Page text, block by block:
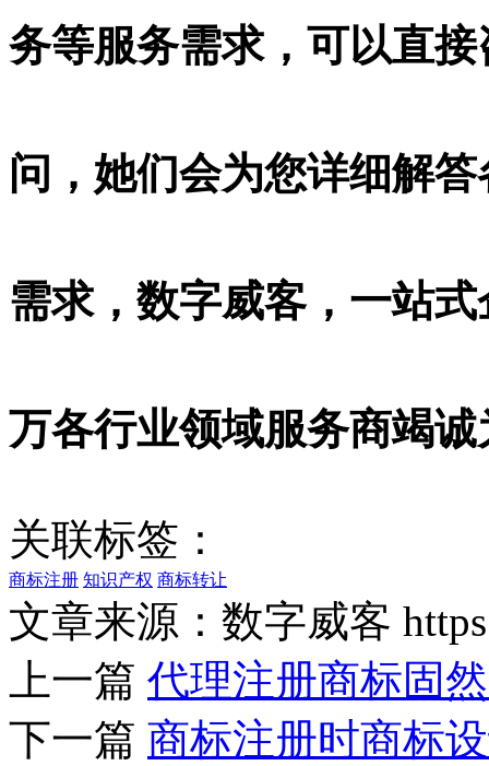
务等服务需求，可以直
问，她们会为您详细解
需求，数字威客，一站
万各行业领域服务商竭
关联标签：
商标注册 知识产权 商标转让
文章来源：数字威客
上一篇 代理注册商标固
下一篇 商标注册时商标